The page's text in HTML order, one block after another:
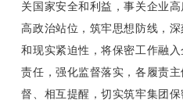
关国家安全和利益，事关企业
高政治站位，筑牢思想防线，
和现实紧迫性，将保密工作融
责任，强化监督落实，各履责
督、相互提醒，切实筑牢集团